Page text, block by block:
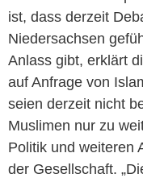
ist, dass derzeit
Niedersachsen
Anlass gibt, erklärt
auf Anfrage von
seien derzeit nicht
Muslimen nur zu
Politik und weiteren
der Gesellschaft.